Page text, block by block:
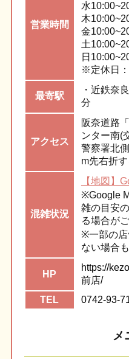
営業時間
水
木
金
土
日
※定休日：
最寄駅
・近鉄奈
分
アクセス
阪奈道路
ンター南(
警察署北
m先右折す
混雑状況
【地図】
※Google
雑の目安
る場合が
※一部の店
ない場合
HP
https://
前店/
TEL
0742-93-
メ